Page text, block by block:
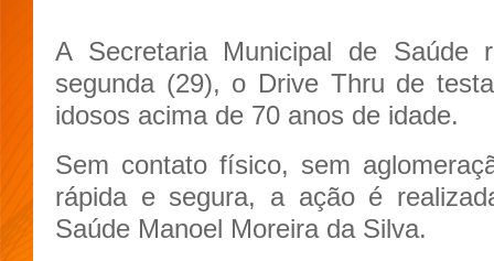
A Secretaria Municipal de Saúde
segunda (29), o Drive Thru de
idosos acima de 70 anos de idade.
Sem contato físico, sem
rápida e segura, a ação é
Saúde Manoel Moreira da Silva.